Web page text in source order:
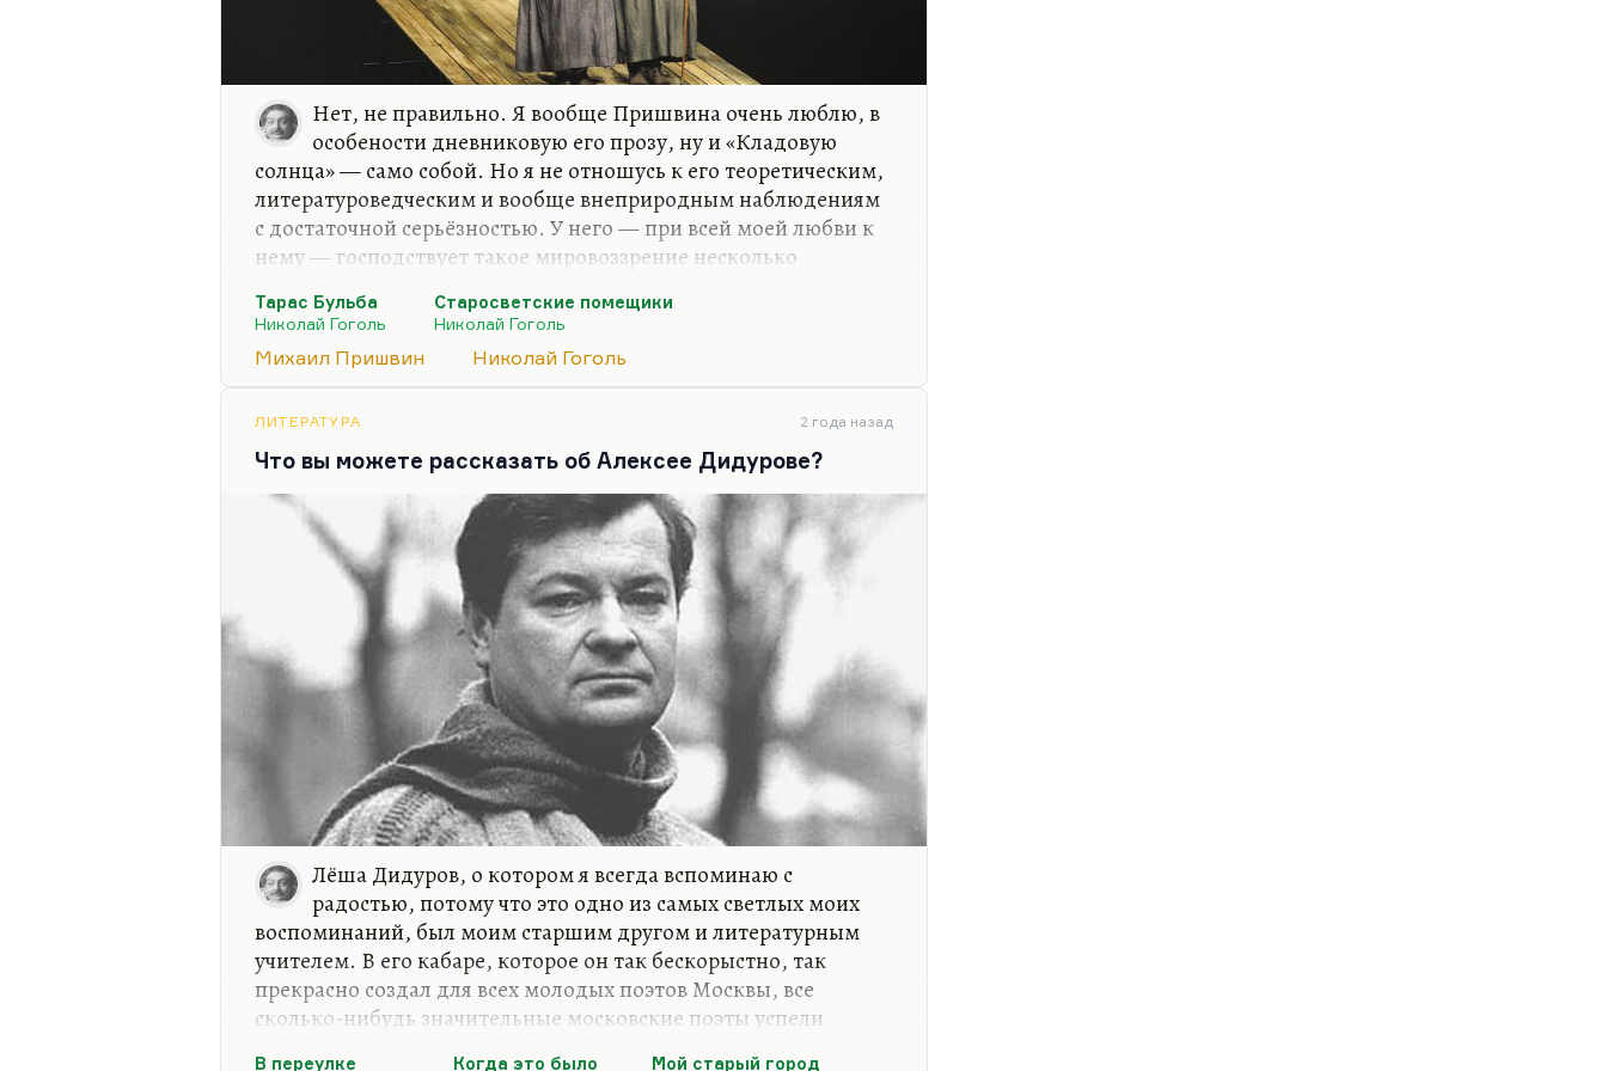
Нет, не правильно. Я вообще Пришвина очень люблю, в
особености дневниковую его прозу, ну и «Кладовую
солнца» — само собой. Но я не отношусь к его теоретическим,
литературоведческим и вообще внеприродным наблюдениям
с достаточной серьёзностью. У него — при всей моей любви к
нему — господствует такое мировоззрение несколько
конечно, этого ряда и этой категории. Не вполне, мне
крайне тёмную, крайне запутанную душу Гоголя. Он человек
родной. И религия его — она такая несколько
пантеистическая, скорее языческая, довольно уютная. В…
Тарас Бульба
Николай Гоголь
Старосветские помещики
Николай Гоголь
Михаил Пришвин Николай Гоголь
ЛИТЕРАТУРА 2 года назад
Что вы можете рассказать об Алексее Дидурове?
Лёша Дидуров, о котором я всегда вспоминаю с
радостью, потому что это одно из самых светлых моих
воспоминаний, был моим старшим другом и литературным
учителем. В его кабаре, которое он так бескорыстно, так
прекрасно создал для всех молодых поэтов Москвы, все
сколько-нибудь значительные московские поэты успели
В переулке Когда это было Мой старый город